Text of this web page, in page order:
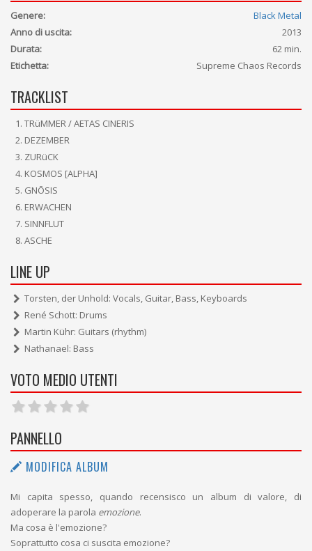
Genere:
Black Metal
Anno di uscita:
2013
Durata:
62 min.
Etichetta:
Supreme Chaos Records
TRACKLIST
TRüMMER / AETAS CINERIS
DEZEMBER
ZURüCK
KOSMOS [ALPHA]
GNŌSIS
ERWACHEN
SINNFLUT
ASCHE
LINE UP
Torsten, der Unhold: Vocals, Guitar, Bass, Keyboards
René Schott: Drums
Martin Kühr: Guitars (rhythm)
Nathanael: Bass
VOTO MEDIO UTENTI
PANNELLO
MODIFICA ALBUM
Mi capita spesso, quando recensisco un album di valore, di
adoperare la parola emozione.
Ma cosa è l'emozione?
Soprattutto cosa ci suscita emozione?